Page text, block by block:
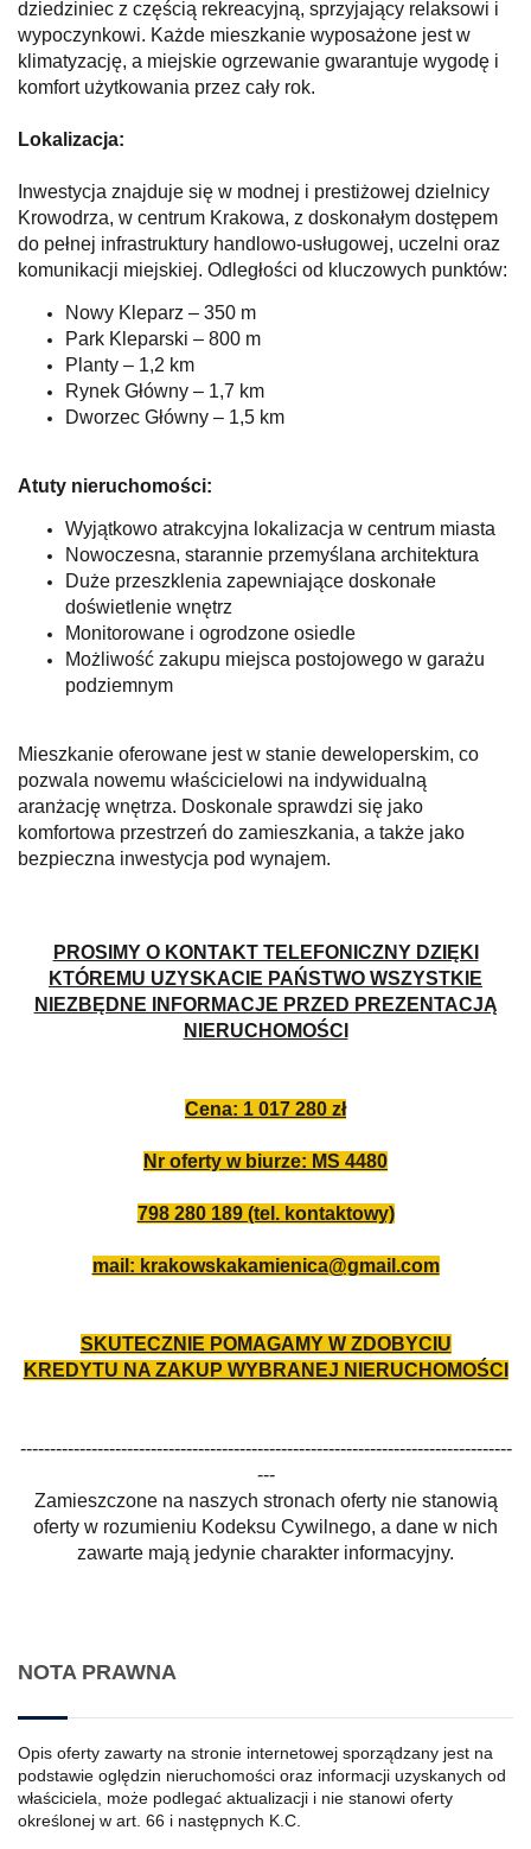
dziedziniec z częścią rekreacyjną, sprzyjający relaksowi i
wypoczynkowi. Każde mieszkanie wyposażone jest w
klimatyzację, a miejskie ogrzewanie gwarantuje wygodę i
komfort użytkowania przez cały rok.
Lokalizacja:
Inwestycja znajduje się w modnej i prestiżowej dzielnicy
Krowodrza, w centrum Krakowa, z doskonałym dostępem
do pełnej infrastruktury handlowo-usługowej, uczelni oraz
komunikacji miejskiej. Odległości od kluczowych punktów:
Nowy Kleparz – 350 m
Park Kleparski – 800 m
Planty – 1,2 km
Rynek Główny – 1,7 km
Dworzec Główny – 1,5 km
Atuty nieruchomości:
Wyjątkowo atrakcyjna lokalizacja w centrum miasta
Nowoczesna, starannie przemyślana architektura
Duże przeszklenia zapewniające doskonałe
doświetlenie wnętrz
Monitorowane i ogrodzone osiedle
Możliwość zakupu miejsca postojowego w garażu
podziemnym
Mieszkanie oferowane jest w stanie deweloperskim, co
pozwala nowemu właścicielowi na indywidualną
aranżację wnętrza. Doskonale sprawdzi się jako
komfortowa przestrzeń do zamieszkania, a także jako
bezpieczna inwestycja pod wynajem.
PROSIMY O KONTAKT TELEFONICZNY DZIĘKI
KTÓREMU UZYSKACIE PAŃSTWO WSZYSTKIE
NIEZBĘDNE INFORMACJE PRZED PREZENTACJĄ
NIERUCHOMOŚCI
Cena: 1 017 280 zł
Nr oferty w biurze: MS 4480
798 280 189 (tel. kontaktowy)
mail: krakowskakamienica@gmail.com
SKUTECZNIE POMAGAMY W ZDOBYCIU
KREDYTU NA ZAKUP WYBRANEJ NIERUCHOMOŚCI
-----------------------------------------------------------------------------------
---
Zamieszczone na naszych stronach oferty nie stanowią
oferty w rozumieniu Kodeksu Cywilnego, a dane w nich
zawarte mają jedynie charakter informacyjny.
NOTA PRAWNA
Opis oferty zawarty na stronie internetowej sporządzany jest na
podstawie oględzin nieruchomości oraz informacji uzyskanych od
właściciela, może podlegać aktualizacji i nie stanowi oferty
określonej w art. 66 i następnych K.C.